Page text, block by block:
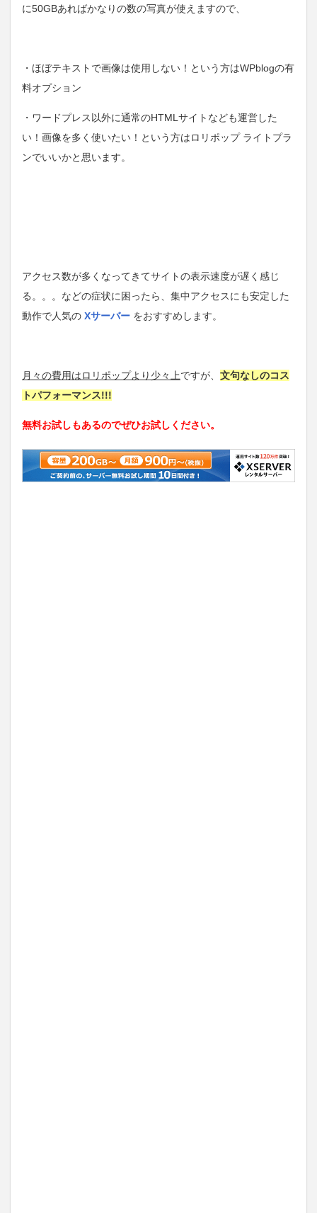
に50GBあればかなりの数の写真が使えますので、
・ほぼテキストで画像は使用しない！という方はWPblogの有
料オプション
・ワードプレス以外に通常のHTMLサイトなども運営した
い！画像を多く使いたい！という方はロリポップ ライトプラ
ンでいいかと思います。
アクセス数が多くなってきてサイトの表示速度が遅く感じ
る。。。などの症状に困ったら、集中アクセスにも安定した
動作で人気の Xサーバー をおすすめします。
月々の費用はロリポップより少々上ですが、 文句なしのコス
トパフォーマンス!!!
無料お試しもあるのでぜひお試しください。